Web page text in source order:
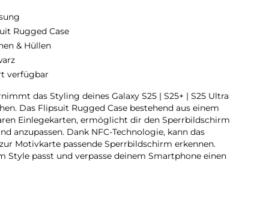
Rugged Case
& Hüllen
verfügbar
das Styling deines Galaxy S25 | S25+ | S25 Ultra
Das Flipsuit Rugged Case bestehend aus einem
Einlegekarten, ermöglicht dir den Sperrbildschirm
anzupassen. Dank NFC-Technologie, kann das
Motivkarte passende Sperrbildschirm erkennen.
Style passt und verpasse deinem Smartphone einen